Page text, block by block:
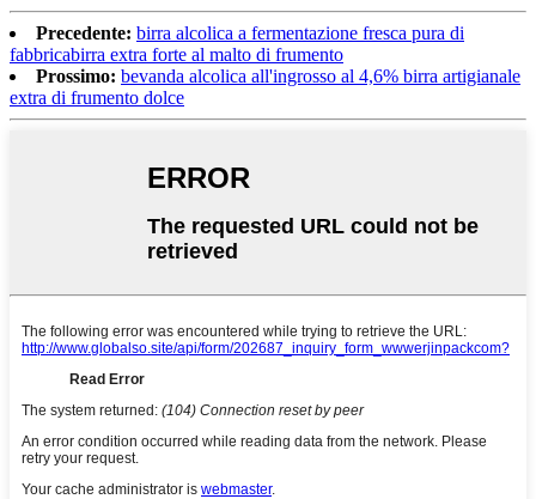
Precedente: birra alcolica a fermentazione fresca pura di
fabbricabirra extra forte al malto di frumento
Prossimo: bevanda alcolica all'ingrosso al 4,6% birra artigianale
extra di frumento dolce